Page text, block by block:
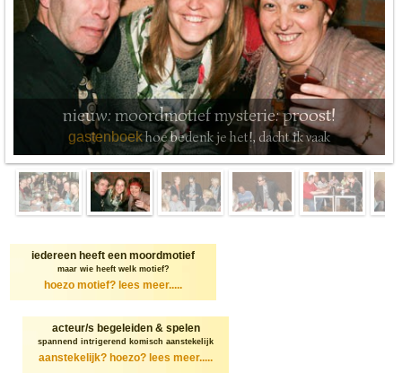
nieuw: moordmotief mysterie: proost!
gastenboekhoe bedenk je het!, dacht ik vaak
iedereen heeft een moordmotief
maar wie heeft welk motief?
hoezo motief? lees meer.....
acteur/s begeleiden & spelen
spannend intrigerend komisch aanstekelijk
aanstekelijk? hoezo? lees meer.....